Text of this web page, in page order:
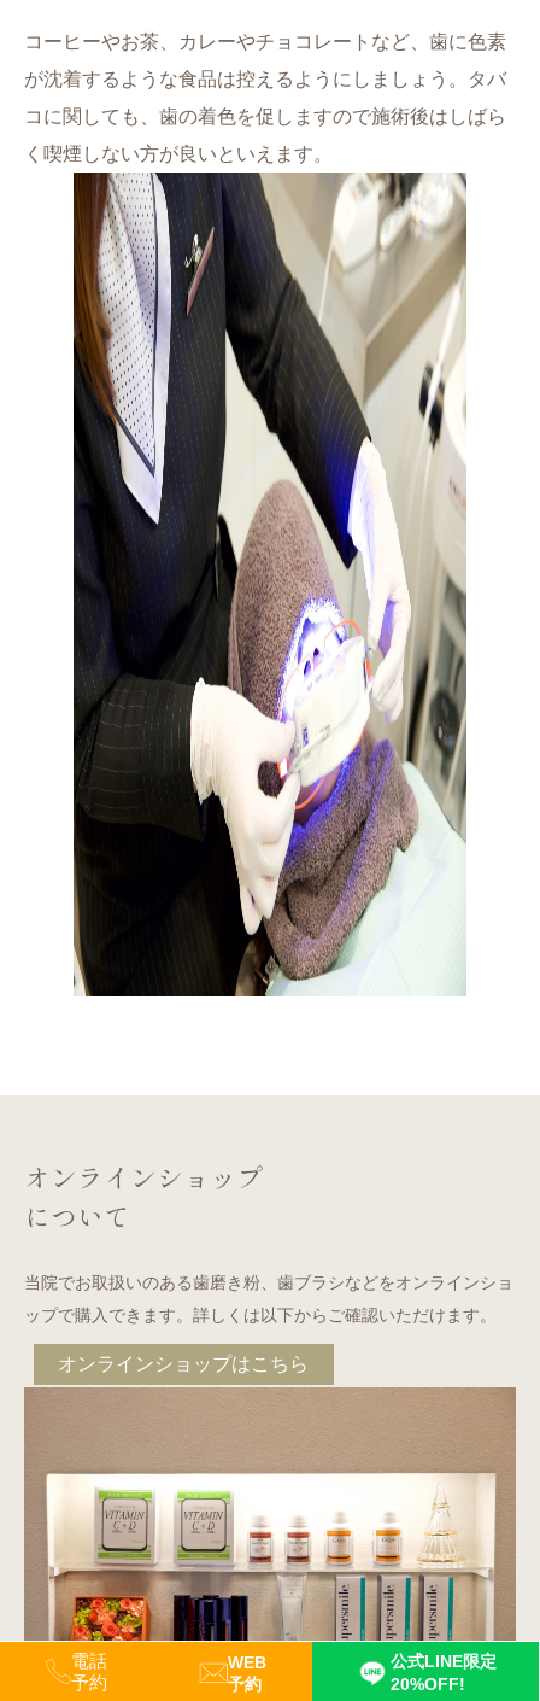
電話
予約
WEB
予約
公式LINE限定
20%OFF!
コーヒーやお茶、カレーやチョコレートなど、歯に色素
が沈着するような食品は控えるようにしましょう。タバ
コに関しても、歯の着色を促しますので施術後はしばら
く喫煙しない方が良いといえます。
オンラインショップ
について
当院でお取扱いのある歯磨き粉、歯ブラシなどをオンラインショ
ップで購入できます。詳しくは以下からご確認いただけます。
オンラインショップはこちら